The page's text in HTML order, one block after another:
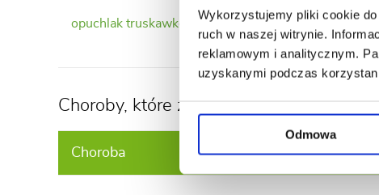
Wykorzystujemy pliki cookie
ruch w naszej witrynie.
reklamowym i analitycznym.
uzyskanymi podczas
Odmowa
opuchlak truskawkowiec
Choroby, które zwalczamy w marcu:
Choroba